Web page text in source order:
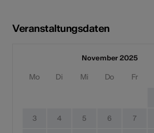
Veranstaltungsdaten
November 2025
Mo Di Mi Do Fr
3 4 5 6 7